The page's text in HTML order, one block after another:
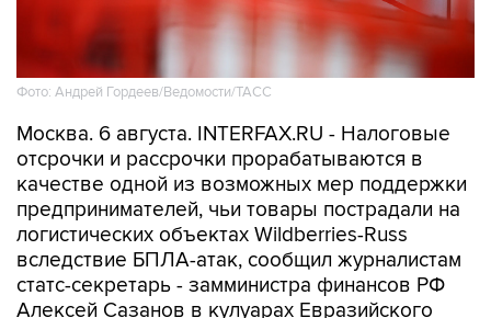
Фото: Андрей Гордеев/Ведомости/ТАСС
Москва. 6 августа. INTERFAX.RU - Налоговые
качестве одной из возможных мер поддержки
предпринимателей, чьи товары пострадали на
логистических объектах Wildberries-Russ
вследствие БПЛА-атак, сообщил журналистам
статс-секретарь - замминистра финансов РФ
Алексей Сазанов в кулуарах Евразийского
межправсовета (ЕМПС).